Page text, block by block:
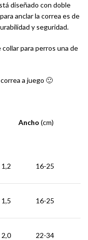
diseñado con doble
anclar la correa es de
y seguridad.
para perros una de
a juego 🙂
Ancho (cm)
1,2 16-25
1,5 16-25
2,0 22-34